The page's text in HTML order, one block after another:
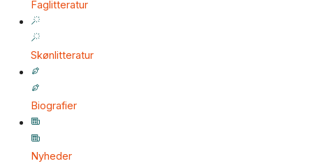
Faglitteratur
Skønlitteratur
Biografier
Nyheder